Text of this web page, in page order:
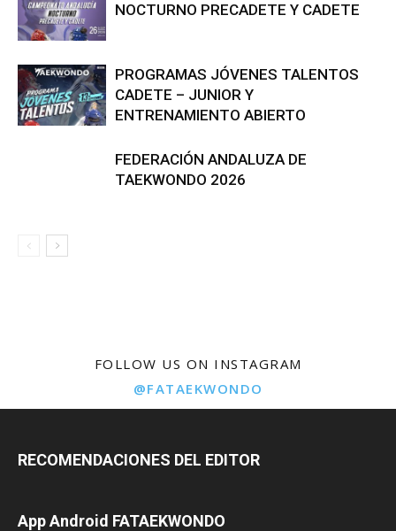
NOCTURNO PRECADETE Y CADETE
PROGRAMAS JÓVENES TALENTOS
CADETE – JUNIOR Y
ENTRENAMIENTO ABIERTO
FEDERACIÓN ANDALUZA DE
TAEKWONDO 2026
FOLLOW US ON INSTAGRAM
@FATAEKWONDO
RECOMENDACIONES DEL EDITOR
App Android FATAEKWONDO